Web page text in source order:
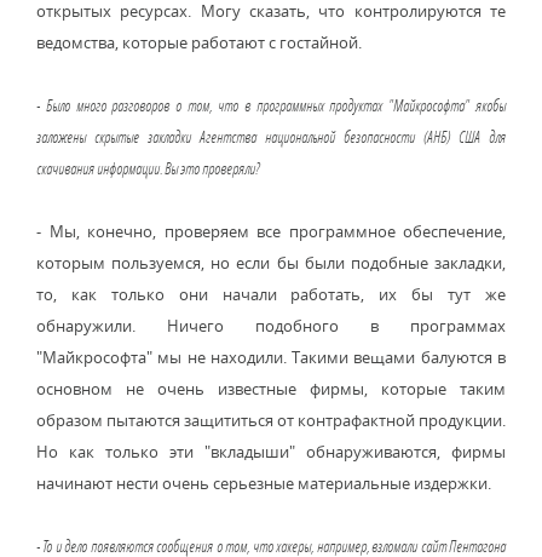
открытых ресурсах. Могу сказать, что контролируются те
ведомства, которые работают с гостайной.
- Было много разговоров о том, что в программных продуктах "Майкрософта" якобы
заложены скрытые закладки Агентства национальной безопасности (АНБ) США для
скачивания информации. Вы это проверяли?
- Мы, конечно, проверяем все программное обеспечение,
которым пользуемся, но если бы были подобные закладки,
то, как только они начали работать, их бы тут же
обнаружили. Ничего подобного в программах
"Майкрософта" мы не находили. Такими вещами балуются в
основном не очень известные фирмы, которые таким
образом пытаются защититься от контрафактной продукции.
Но как только эти "вкладыши" обнаруживаются, фирмы
начинают нести очень серьезные материальные издержки.
- То и дело появляются сообщения о том, что хакеры, например, взломали сайт Пентагона